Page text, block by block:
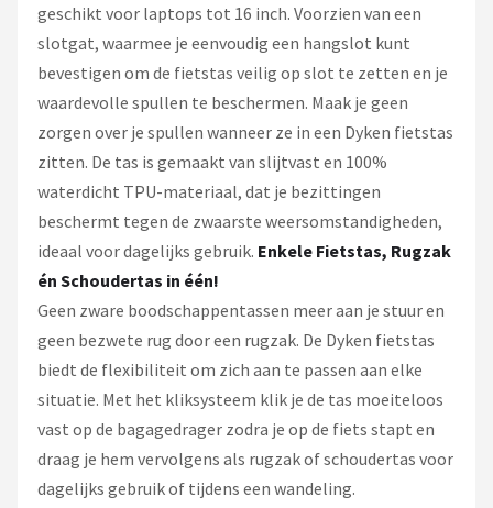
geschikt voor laptops tot 16 inch. Voorzien van een
slotgat, waarmee je eenvoudig een hangslot kunt
bevestigen om de fietstas veilig op slot te zetten en je
waardevolle spullen te beschermen. Maak je geen
zorgen over je spullen wanneer ze in een Dyken fietstas
zitten. De tas is gemaakt van slijtvast en 100%
waterdicht TPU-materiaal, dat je bezittingen
beschermt tegen de zwaarste weersomstandigheden,
ideaal voor dagelijks gebruik. Enkele Fietstas, Rugzak
én Schoudertas in één!
Geen zware boodschappentassen meer aan je stuur en
geen bezwete rug door een rugzak. De Dyken fietstas
biedt de flexibiliteit om zich aan te passen aan elke
situatie. Met het kliksysteem klik je de tas moeiteloos
vast op de bagagedrager zodra je op de fiets stapt en
draag je hem vervolgens als rugzak of schoudertas voor
dagelijks gebruik of tijdens een wandeling.